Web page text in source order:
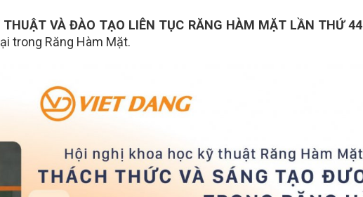
THUẬT VÀ ĐÀO TẠO LIÊN TỤC RĂNG HÀM MẶT LẦN THỨ 44
trong Răng Hàm Mặt.